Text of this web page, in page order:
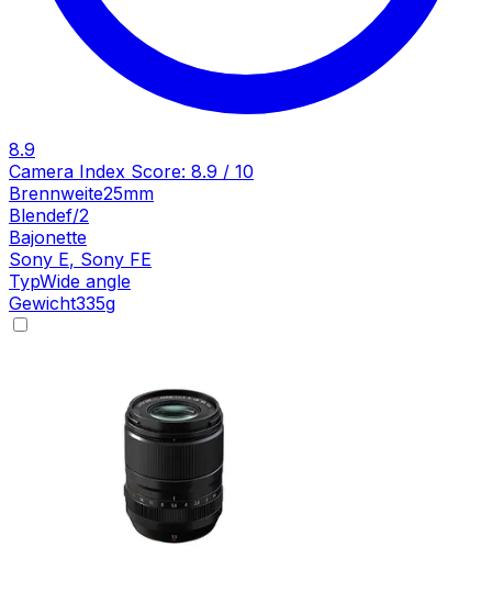
8.9
Camera Index Score: 8.9 / 10
Brennweite25mm
Blendef/2
Bajonette
Sony E, Sony FE
TypWide angle
Gewicht335g